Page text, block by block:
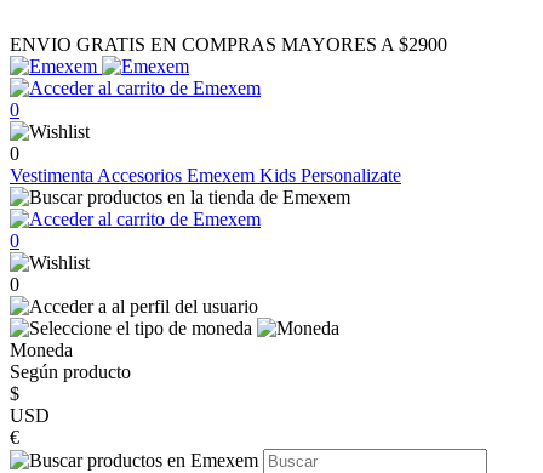
ENVIO GRATIS EN COMPRAS MAYORES A $2900
0
0
Vestimenta Accesorios Emexem Kids Personalizate
0
0
Moneda
Según producto
$
USD
€